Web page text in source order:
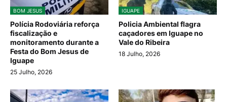
BOM JESUS
Polícia Rodoviária reforça
fiscalização e
monitoramento durante a
Festa do Bom Jesus de
Iguape
25 Julho, 2026
IGUAPE
Policia Ambiental flagra
caçadores em Iguape no
Vale do Ribeira
18 Julho, 2026